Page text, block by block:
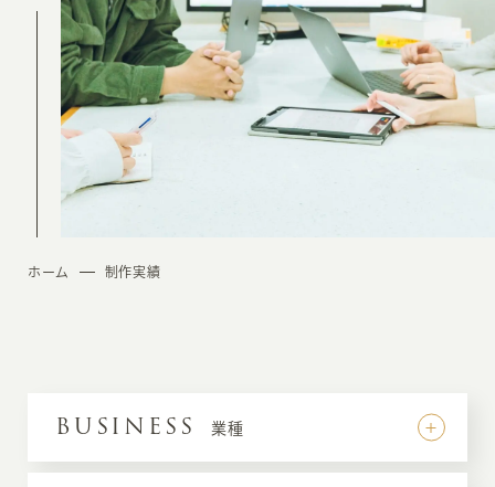
MARKETING
ホーム 制作実績
BUSINESS 業種